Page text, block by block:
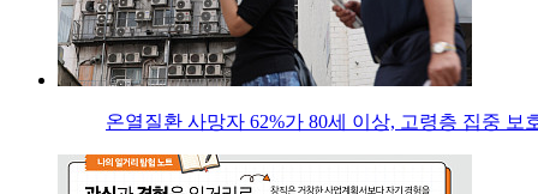
온열질환 사망자 62%가 80세 이상, 고령층 집중 보